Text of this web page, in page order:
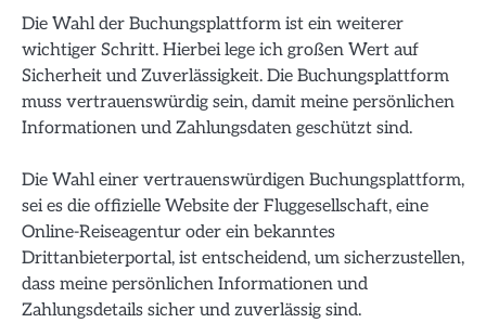
Die Wahl der Buchungsplattform ist ein weiterer
wichtiger Schritt. Hierbei lege ich großen Wert auf
Sicherheit und Zuverlässigkeit. Die Buchungsplattform
muss vertrauenswürdig sein, damit meine persönlichen
Informationen und Zahlungsdaten geschützt sind.
Die Wahl einer vertrauenswürdigen Buchungsplattform,
sei es die offizielle Website der Fluggesellschaft, eine
Online-Reiseagentur oder ein bekanntes
Drittanbieterportal, ist entscheidend, um sicherzustellen,
dass meine persönlichen Informationen und
Zahlungsdetails sicher und zuverlässig sind.